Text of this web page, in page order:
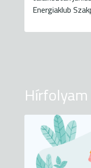
Energiaklub
Hírfolyam